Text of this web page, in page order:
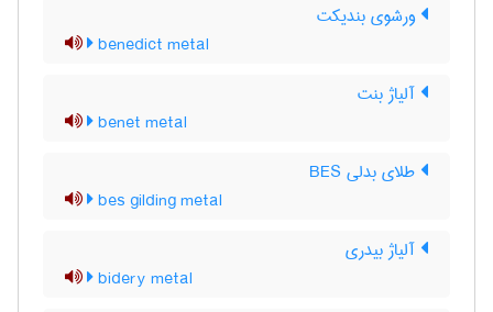
ورشوی بندیکت
benedict metal
آلیاژ بنت
benet metal
طلای بدلی BES
bes gilding metal
آلیاژ بیدری
bidery metal